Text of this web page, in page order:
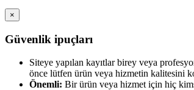
×
Güvenlik ipuçları
Siteye yapılan kayıtlar birey veya
önce lütfen ürün veya hizmetin kalitesini
Önemli: Bir ürün veya hizmet için hiç